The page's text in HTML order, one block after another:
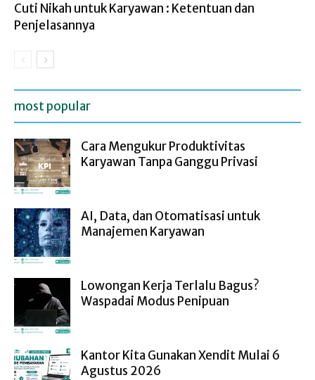
Cuti Nikah untuk Karyawan : Ketentuan dan
Penjelasannya
most popular
Cara Mengukur Produktivitas
Karyawan Tanpa Ganggu Privasi
AI, Data, dan Otomatisasi untuk
Manajemen Karyawan
Lowongan Kerja Terlalu Bagus?
Waspadai Modus Penipuan
Kantor Kita Gunakan Xendit Mulai 6
Agustus 2026